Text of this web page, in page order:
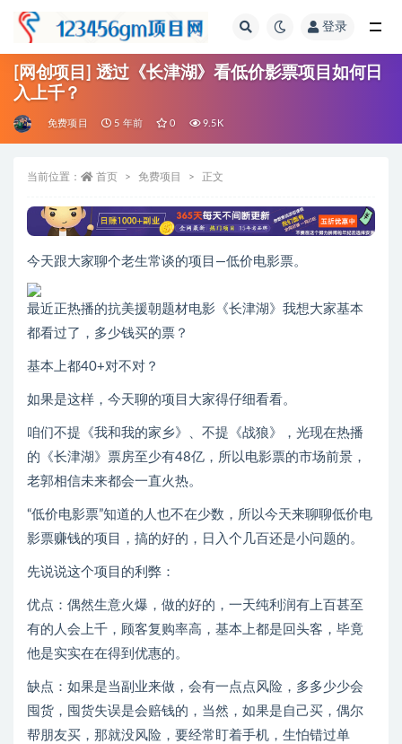
登录
[网创项目] 透过《长津湖》看低价影票项目如何日
入上千？
免费项目 5 年前 0 9.5K
当前位置： 首页 免费项目 正文
今天跟大家聊个老生常谈的项目—低价电影票。
最近正热播的抗美援朝题材电影《长津湖》我想大家基本
都看过了，多少钱买的票？
基本上都40+对不对？
如果是这样，今天聊的项目大家得仔细看看。
咱们不提《我和我的家乡》、不提《战狼》，光现在热播
的《长津湖》票房至少有48亿，所以电影票的市场前景，
老郭相信未来都会一直火热。
“低价电影票”知道的人也不在少数，所以今天来聊聊低价电
影票赚钱的项目，搞的好的，日入个几百还是小问题的。
先说说这个项目的利弊：
优点：偶然生意火爆，做的好的，一天纯利润有上百甚至
有的人会上千，顾客复购率高，基本上都是回头客，毕竟
他是实实在在得到优惠的。
缺点：如果是当副业来做，会有一点点风险，多多少少会
囤货，囤货失误是会赔钱的，当然，如果是自己买，偶尔
帮朋友买，那就没风险，要经常盯着手机，生怕错过单